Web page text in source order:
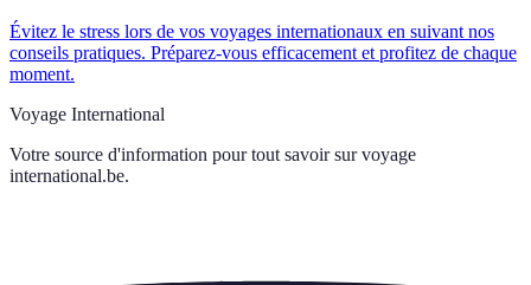
Évitez le stress lors de vos voyages internationaux en suivant nos
conseils pratiques. Préparez-vous efficacement et profitez de chaque
moment.
Voyage International
Votre source d'information pour tout savoir sur voyage
international.be.